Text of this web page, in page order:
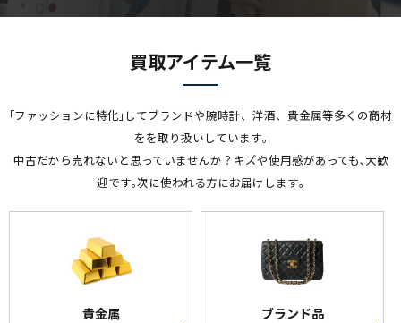
買取アイテム一覧
｢ファッションに特化｣してブランドや腕時計、洋酒、貴金属等多くの商材
をを取り扱いしています｡
中古だから売れないと思っていませんか？キズや使用感があっても､大歓
迎です｡次に使われる方にお届けします｡
貴金属 ブランド品